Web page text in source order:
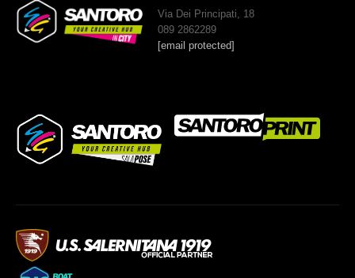
Via Dei Principati, 18
089 2862289
[email protected]